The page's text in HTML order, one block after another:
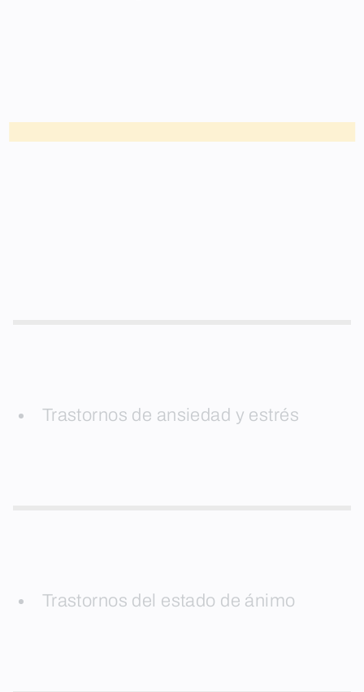
Trastornos de ansiedad y estrés
Trastornos del estado de ánimo